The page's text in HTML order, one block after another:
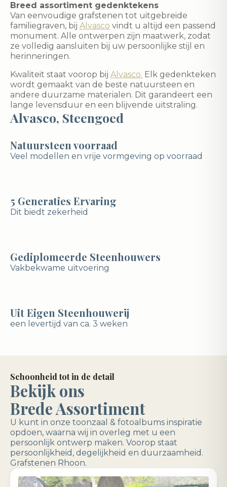
Breed assortiment gedenktekens
Van eenvoudige grafstenen tot uitgebreide
familiegraven, bij Alvasco vindt u altijd een passend
monument. Alle ontwerpen zijn maatwerk, zodat
ze volledig aansluiten bij uw persoonlijke stijl en
herinneringen.
Kwaliteit staat voorop bij Alvasco. Elk gedenkteken
wordt gemaakt van de beste natuursteen en
andere duurzame materialen. Dit garandeert een
lange levensduur en een blijvende uitstraling.
Alvasco, Steengoed
Natuursteen voorraad
Veel modellen en vrije vormgeving op voorraad
5 Generaties Ervaring
Dit biedt zekerheid
Gediplomeerde Steenhouwers
Vakbekwame uitvoering
Uit Eigen Steenhouwerij
een levertijd van ca. 3 weken
Schoonheid tot in de detail
Bekijk ons
Brede Assortiment
U kunt in onze toonzaal & fotoalbums inspiratie
opdoen, waarna wij in overleg met u een
persoonlijk ontwerp maken. Voorop staat
persoonlijkheid, degelijkheid en duurzaamheid.
Grafstenen Rhoon.